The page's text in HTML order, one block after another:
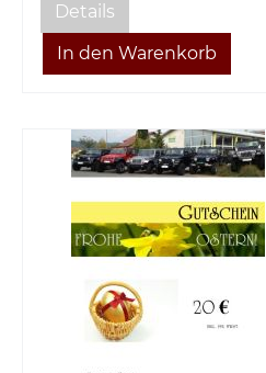
Details